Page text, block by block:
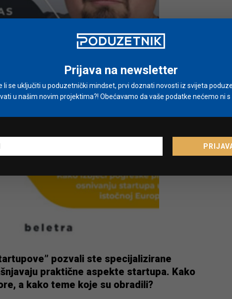
pozvali ste specijalizirane
praktične aspekte startupa. Kako
a kako teme koje su obradili?
Prijava na newsletter
li se uključiti u poduzetnički mindset, prvi doznati novosti iz svijeta
u našim novim projektima?! Obećavamo da vaše podatke nećemo ni